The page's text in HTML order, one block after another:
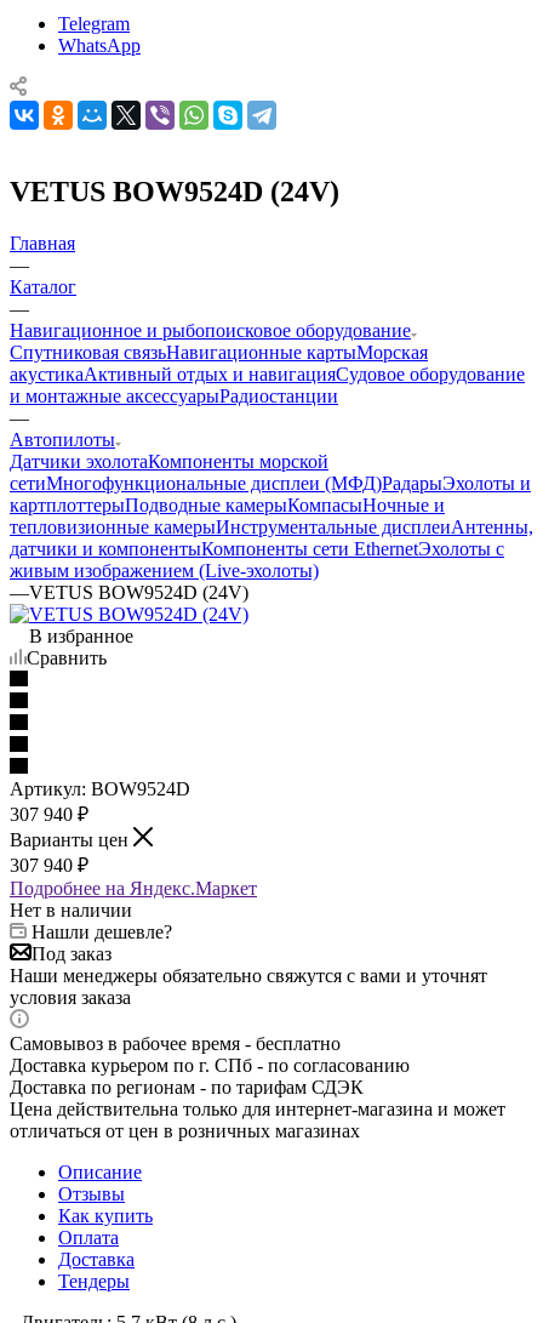
Telegram
WhatsApp
VETUS BOW9524D (24V)
Главная
—
Каталог
—
Навигационное и рыбопоисковое оборудование
Спутниковая связьНавигационные картыМорская
акустикаАктивный отдых и навигацияСудовое оборудование
и монтажные аксессуарыРадиостанции
—
Автопилоты
Датчики эхолотаКомпоненты морской
сетиМногофункциональные дисплеи (МФД)РадарыЭхолоты и
картплоттерыПодводные камерыКомпасыНочные и
тепловизионные камерыИнструментальные дисплеиАнтенны,
датчики и компонентыКомпоненты сети EthernetЭхолоты с
живым изображением (Live-эхолоты)
—VETUS BOW9524D (24V)
В избранное
Сравнить
Артикул: BOW9524D
307 940 ₽
Варианты цен
307 940 ₽
Подробнее на Яндекс.Маркет
Нет в наличии
Нашли дешевле?
Под заказ
Наши менеджеры обязательно свяжутся с вами и уточнят
условия заказа
Самовывоз в рабочее время - бесплатно
Доставка курьером по г. СПб - по согласованию
Доставка по регионам - по тарифам СДЭК
Цена действительна только для интернет-магазина и может
отличаться от цен в розничных магазинах
Описание
Отзывы
Как купить
Оплата
Доставка
Тендеры